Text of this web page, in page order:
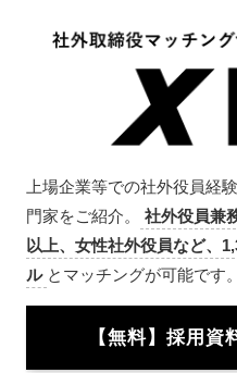
上場企業等での社外役員経
門家をご紹介。
社外役員兼
以上、女性社外役員など、
ル とマッチングが可能です。
【無料】採用資